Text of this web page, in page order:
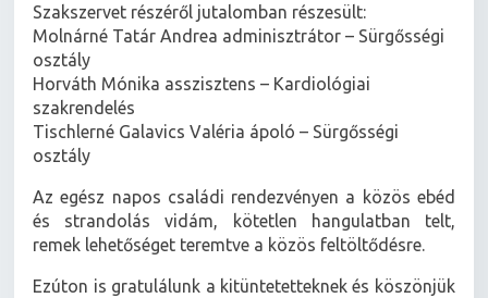
Szakszervet részéről jutalomban részesült:
Molnárné Tatár Andrea adminisztrátor – Sürgősségi
osztály
Horváth Mónika asszisztens – Kardiológiai
szakrendelés
Tischlerné Galavics Valéria ápoló – Sürgősségi
osztály
Az egész napos családi rendezvényen a közös ebéd
és strandolás vidám, kötetlen hangulatban telt,
remek lehetőséget teremtve a közös feltöltődésre.
Ezúton is gratulálunk a kitüntetetteknek és köszönjük